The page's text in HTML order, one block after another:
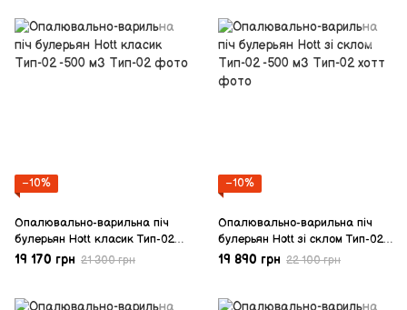
−10%
Опалювально-варильна піч
булерьян Hott класик Тип-02
-500 м3
19 170 грн 21 300 грн
−10%
Опалювально-варильна піч
булерьян Hott зі склом Тип-02
-500 м3
19 890 грн 22 100 грн